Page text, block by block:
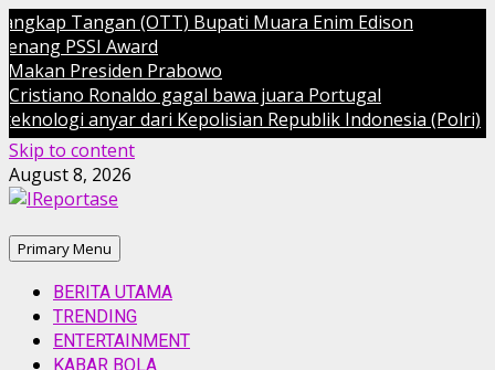
Tangan (OTT) Bupati Muara Enim Edison
PSSI Award
Presiden Prabowo
Ronaldo gagal bawa juara Portugal
anyar dari Kepolisian Republik Indonesia (Polri)
Skip to content
August 8, 2026
Primary Menu
BERITA UTAMA
TRENDING
ENTERTAINMENT
KABAR BOLA